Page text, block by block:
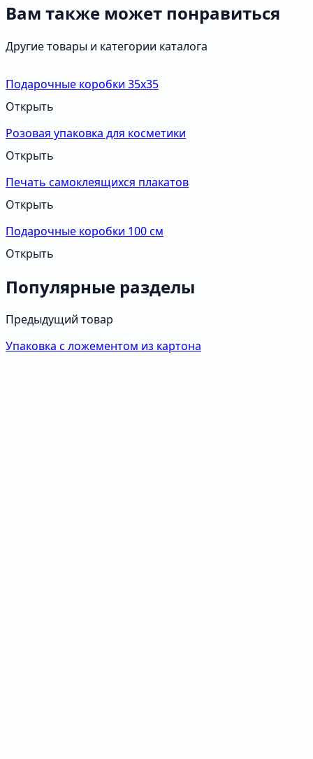
Вам также может понравиться
Другие товары и категории каталога
Подарочные коробки 35х35
Открыть
Розовая упаковка для косметики
Открыть
Печать самоклеящихся плакатов
Открыть
Подарочные коробки 100 см
Открыть
Популярные разделы
Предыдущий товар
Упаковка с ложементом из картона